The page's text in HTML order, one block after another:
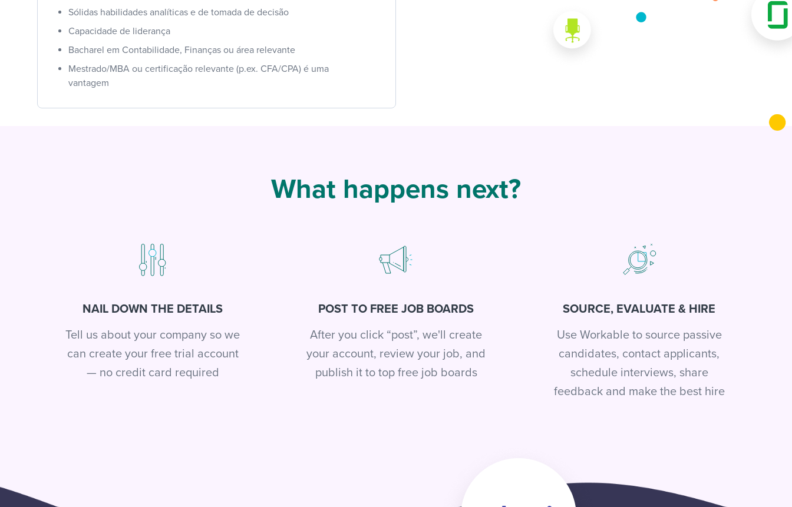
Sólidas habilidades analíticas e de tomada de decisão
Capacidade de liderança
Bacharel em Contabilidade, Finanças ou área relevante
Mestrado/MBA ou certificação relevante (p.ex. CFA/CPA) é uma
vantagem
What happens next?
NAIL DOWN THE DETAILS
Tell us about your company so we
can create your free trial account
— no credit card required
POST TO FREE JOB BOARDS
After you click “post”, we'll create
your account, review your job, and
publish it to top free job boards
SOURCE, EVALUATE & HIRE
Use Workable to source passive
candidates, contact applicants,
schedule interviews, share
feedback and make the best hire